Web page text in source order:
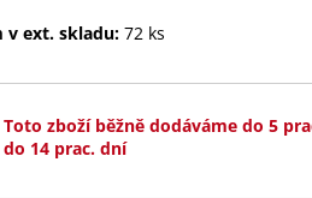
v ext. skladu: 72 ks
Toto zboží běžně dodáváme do 5
do 14 prac. dní